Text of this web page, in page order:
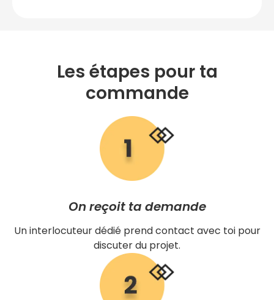
Les étapes pour ta
commande
On reçoit ta demande
Un interlocuteur dédié prend contact avec toi pour
discuter du projet.